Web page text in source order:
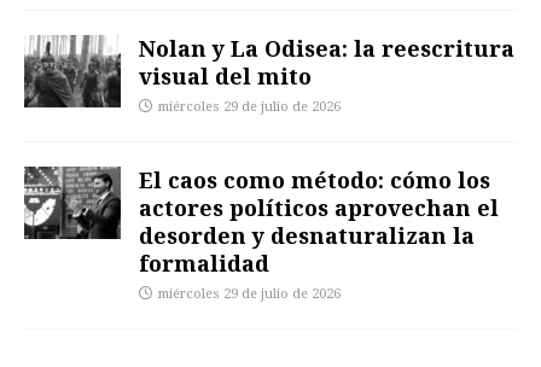
Nolan y La Odisea: la reescritura
visual del mito
miércoles 29 de julio de 2026
El caos como método: cómo los
actores políticos aprovechan el
desorden y desnaturalizan la
formalidad
miércoles 29 de julio de 2026